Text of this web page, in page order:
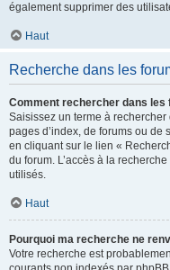
également supprimer des
Haut
Recherche dans les
Comment rechercher dans les
Saisissez un terme à
pages d’index, de forums ou de
en cliquant sur le lien «
du forum. L’accès à la
utilisés.
Haut
Pourquoi ma recherche ne
Votre recherche est